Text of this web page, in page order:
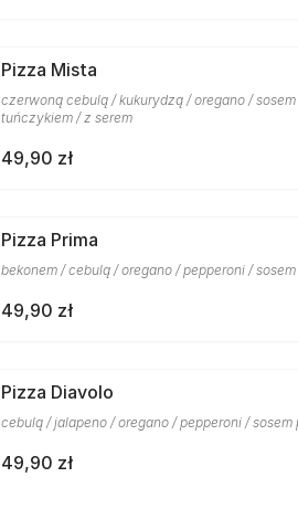
Pizza Mista
czerwoną cebulą / kukurydzą / oregano /
tuńczykiem / z serem
49,90 zł
Pizza Prima
bekonem / cebulą / oregano / pepperoni /
49,90 zł
Pizza Diavolo
cebulą / jalapeno / oregano / pepperoni /
49,90 zł